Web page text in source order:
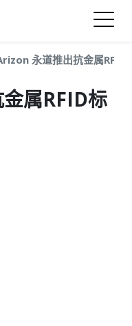
永道推出抗金属RFID
属RFID标